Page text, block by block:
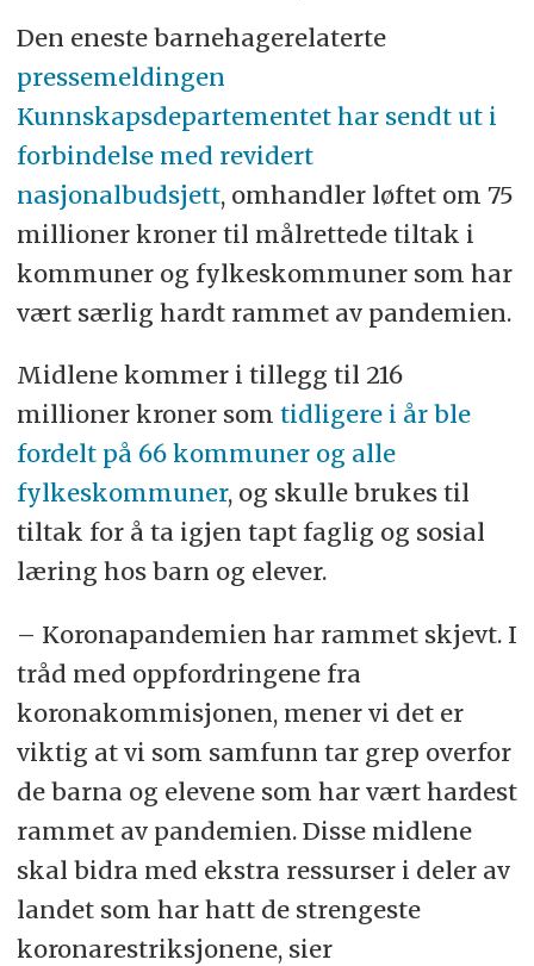
Den eneste barnehagerelaterte
pressemeldingen
Kunnskapsdepartementet har sendt ut i
forbindelse med revidert
nasjonalbudsjett, omhandler løftet om 75
millioner kroner til målrettede tiltak i
kommuner og fylkeskommuner som har
vært særlig hardt rammet av pandemien.
Midlene kommer i tillegg til 216
millioner kroner som tidligere i år ble
fordelt på 66 kommuner og alle
fylkeskommuner, og skulle brukes til
tiltak for å ta igjen tapt faglig og sosial
læring hos barn og elever.
– Koronapandemien har rammet skjevt. I
tråd med oppfordringene fra
koronakommisjonen, mener vi det er
viktig at vi som samfunn tar grep overfor
de barna og elevene som har vært hardest
rammet av pandemien. Disse midlene
skal bidra med ekstra ressurser i deler av
landet som har hatt de strengeste
koronarestriksjonene, sier